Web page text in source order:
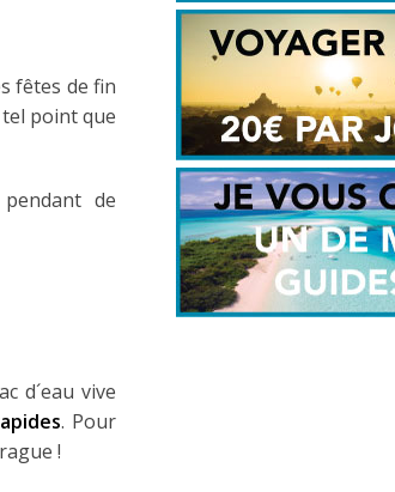
fêtes de fin
tel point que
de
d´eau vive
. Pour
!